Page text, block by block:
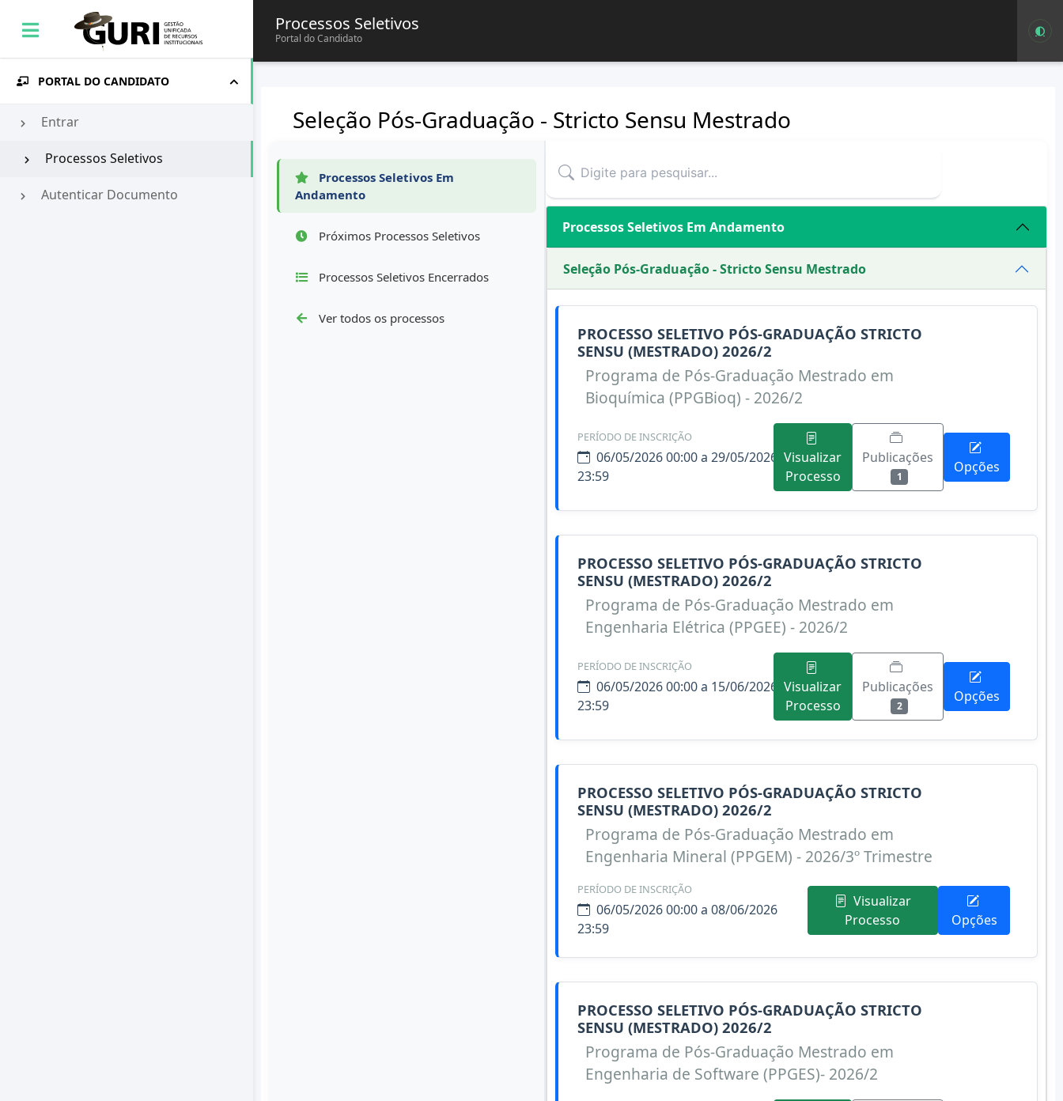
PORTAL DO CANDIDATO
Entrar
Processos Seletivos
Autenticar Documento
Processos Seletivos
Portal do Candidato
Seleção Pós-Graduação - Stricto Sensu Mestrado
Processos Seletivos Em
Andamento
Próximos Processos Seletivos
Processos Seletivos Encerrados
Ver todos os processos
Processos Seletivos Em Andamento
Seleção Pós-Graduação - Stricto Sensu Mestrado
PROCESSO SELETIVO PÓS-GRADUAÇÃO STRICTO
SENSU (MESTRADO) 2026/2
Programa de Pós-Graduação Mestrado em
Bioquímica (PPGBioq) - 2026/2
PERÍODO DE INSCRIÇÃO
06/05/2026 00:00 a 29/05/2026
23:59
Visualizar
Processo
Publicações
1
Opções
PROCESSO SELETIVO PÓS-GRADUAÇÃO STRICTO
SENSU (MESTRADO) 2026/2
Programa de Pós-Graduação Mestrado em
Engenharia Elétrica (PPGEE) - 2026/2
PERÍODO DE INSCRIÇÃO
06/05/2026 00:00 a 15/06/2026
23:59
Visualizar
Processo
Publicações
2
Opções
PROCESSO SELETIVO PÓS-GRADUAÇÃO STRICTO
SENSU (MESTRADO) 2026/2
Programa de Pós-Graduação Mestrado em
Engenharia Mineral (PPGEM) - 2026/3º Trimestre
PERÍODO DE INSCRIÇÃO
06/05/2026 00:00 a 08/06/2026
23:59
Visualizar
Processo
Opções
PROCESSO SELETIVO PÓS-GRADUAÇÃO STRICTO
SENSU (MESTRADO) 2026/2
Programa de Pós-Graduação Mestrado em
Engenharia de Software (PPGES)- 2026/2